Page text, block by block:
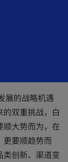
展的战略机遇
双重挑战，白
大势而为，在
更要顺趋势而
创新、渠道变